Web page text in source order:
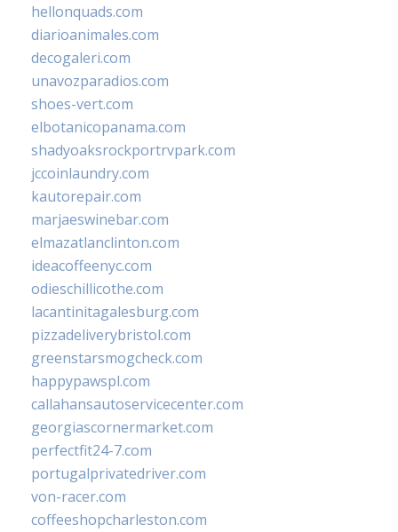
hellonquads.com
diarioanimales.com
decogaleri.com
unavozparadios.com
shoes-vert.com
elbotanicopanama.com
shadyoaksrockportrvpark.com
jccoinlaundry.com
kautorepair.com
marjaeswinebar.com
elmazatlanclinton.com
ideacoffeenyc.com
odieschillicothe.com
lacantinitagalesburg.com
pizzadeliverybristol.com
greenstarsmogcheck.com
happypawspl.com
callahansautoservicecenter.com
georgiascornermarket.com
perfectfit24-7.com
portugalprivatedriver.com
von-racer.com
coffeeshopcharleston.com